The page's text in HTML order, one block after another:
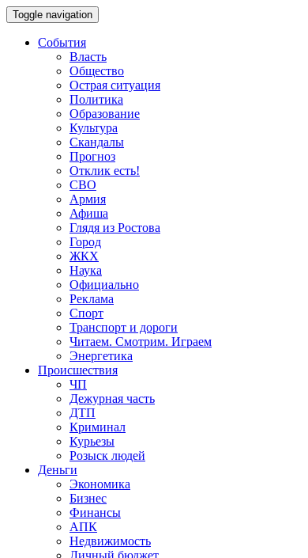
Toggle navigation
События
Власть
Общество
Острая ситуация
Политика
Образование
Культура
Скандалы
Прогноз
Отклик есть!
СВО
Армия
Афиша
Глядя из Ростова
Город
ЖКХ
Наука
Официально
Реклама
Спорт
Транспорт и дороги
Читаем. Смотрим. Играем
Энергетика
Происшествия
ЧП
Дежурная часть
ДТП
Криминал
Курьезы
Розыск людей
Деньги
Экономика
Бизнес
Финансы
АПК
Недвижимость
Личный бюджет